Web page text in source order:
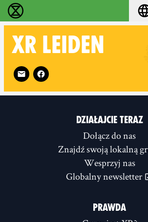
Extinction Rebellion - Home
XR LEIDEN
Follow XR Leiden on
DZIAŁAJCIE TERAZ
Dołącz do nas
Znajdź swoją lokalną
Wesprzyj nas
Globalny newsletter
PRAWDA